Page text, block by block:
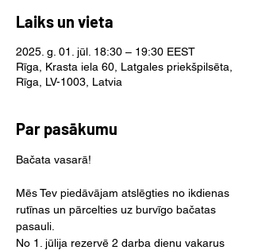
Laiks un vieta
2025. g. 01. jūl. 18:30 – 19:30 EEST
Rīga, Krasta iela 60, Latgales priekšpilsēta,
Rīga, LV-1003, Latvia
Par pasākumu
Bačata vasarā!
Mēs Tev piedāvājam atslēgties no ikdienas
rutīnas un pārcelties uz burvīgo bačatas
pasauli.
No 1. jūlija rezervē 2 darba dienu vakarus